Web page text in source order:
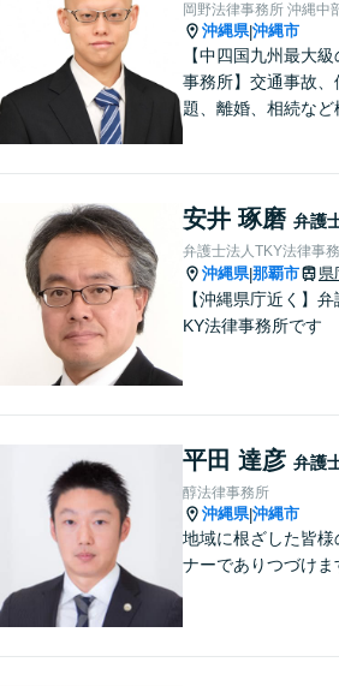
岡野法律事務所 沖縄中
沖縄県|沖縄市
【中四国九州最大
事務所】交通事故、
題、離婚、相続など
い！
安井 琢磨 弁護
弁護士法人TKY法律事
沖縄県|那覇市 県
【沖縄県庁近く】
KY法律事務所です
平田 達彦 弁護
醇法律事務所
沖縄県|沖縄市
地域に根ざした皆様
ナーでありつづけま